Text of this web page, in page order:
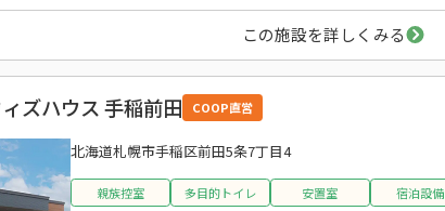
この施設を詳しくみる
ズハウス 手稲前田 COOP直営
北海道札幌市手稲区前田5条7丁目4
親族控室 多目的トイレ 安置室 宿泊設備